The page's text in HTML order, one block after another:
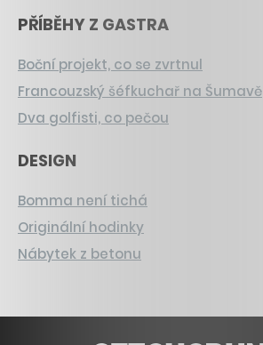
PŘÍBĚHY Z GASTRA
Boční projekt, co se zvrtnul
Francouzský šéfkuchař na Šumavě
Dva golfisti, co pečou
DESIGN
Bomma není tichá
Originální hodinky
Nábytek z betonu